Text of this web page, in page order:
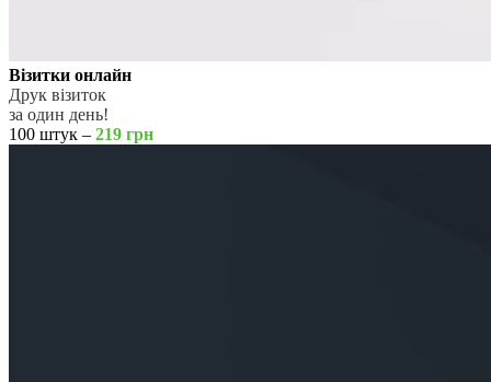
Візитки онлайн
Друк візиток
за один день!
100 штук – 219 грн